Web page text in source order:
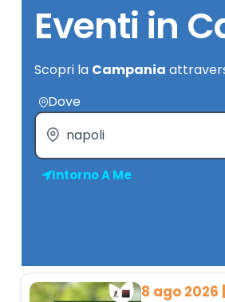
Eventi in
Scopri la Campania
Dove
Intorno A Me
8 ago 2026